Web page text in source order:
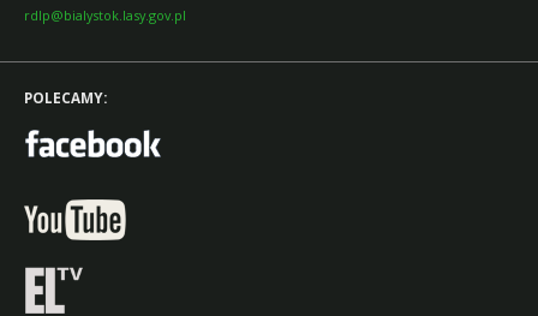
rdlp@bialystok.lasy.gov.pl
POLECAMY: